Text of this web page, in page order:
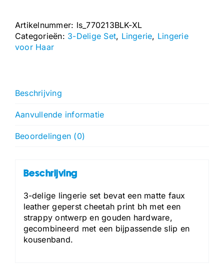
Set
-
XL
Artikelnummer: ls_770213BLK-XL
Categorieën: 3-Delige Set, Lingerie, Lingerie
voor Haar
Beschrijving
Aanvullende informatie
Beoordelingen (0)
Beschrijving
3-delige lingerie set bevat een matte faux
leather geperst cheetah print bh met een
strappy ontwerp en gouden hardware,
gecombineerd met een bijpassende slip en
kousenband.